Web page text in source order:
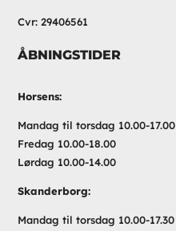
Cvr: 29406561
ÅBNINGSTIDER
Horsens:
Mandag til torsdag 10.00-17.00
Fredag 10.00-18.00
Lørdag 10.00-14.00
Skanderborg:
Mandag til torsdag 10.00-17.30